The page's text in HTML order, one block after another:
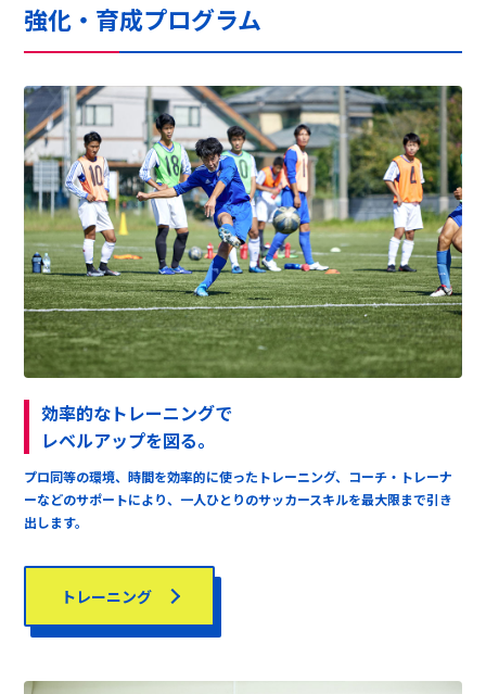
強化・育成プログラム
効率的なトレーニングで
レベルアップを図る。
プロ同等の環境、時間を効率的に使ったトレーニング、コーチ・トレーナ
ーなどのサポートにより、一人ひとりのサッカースキルを最大限まで引き
出します。
トレーニング